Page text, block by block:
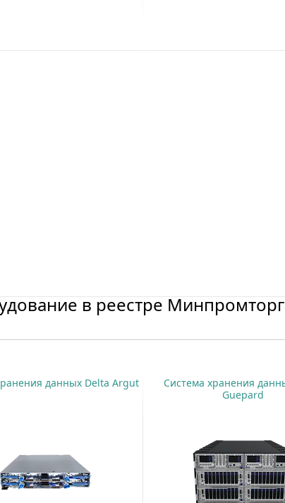
в реестре
данных Delta Argut
Система хранения
Guepard